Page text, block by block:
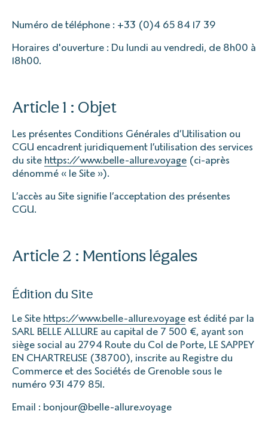
Numéro de téléphone : +33 (0)4 65 84 17 39
Horaires d'ouverture : Du lundi au vendredi, de 8h00 à
18h00.
Article 1 : Objet
Les présentes Conditions Générales d’Utilisation ou
CGU encadrent juridiquement l’utilisation des services
du site https://www.belle-allure.voyage (ci-après
dénommé « le Site »).
L’accès au Site signifie l’acceptation des présentes
CGU.
Article 2 : Mentions légales
Édition du Site
Le Site https://www.belle-allure.voyage est édité par la
SARL BELLE ALLURE au capital de 7 500 €, ayant son
siège social au 2794 Route du Col de Porte, LE SAPPEY
EN CHARTREUSE (38700), inscrite au Registre du
Commerce et des Sociétés de Grenoble sous le
numéro 931 479 851.
Email : bonjour@belle-allure.voyage